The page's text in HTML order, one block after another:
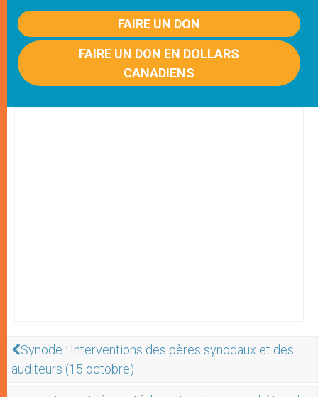
FAIRE UN DON
FAIRE UN DON EN DOLLARS
CANADIENS
Synode : Interventions des pères synodaux et des
auditeurs (15 octobre)